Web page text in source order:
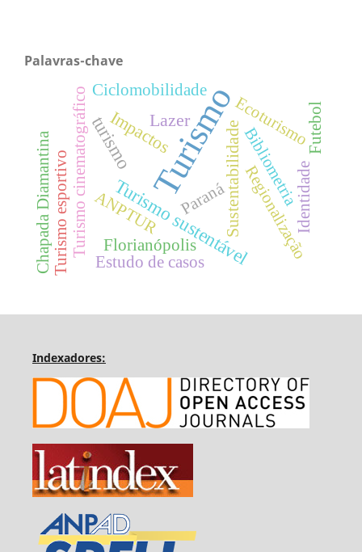
Palavras-chave
Turismo
Turismo sustentável
turismo
Impactos
Lazer SustentabilidadeEcoturismo
Florianópolis
Turismo cinematográfico Regionalização
Paraná BibliometriaIdentidade
Turismo esportivo
Futebol
ANPTUR
Chapada Diamantina
Ciclomobilidade
Estudo de casos
Indexadores: